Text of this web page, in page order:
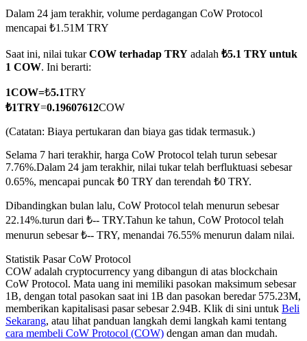
TradFi
USDC Berjangka
Kontrak berjangka menggunakan USDC sebagai jaminannya
Dalam 24 jam terakhir, volume perdagangan CoW Protocol
mencapai ₺1.51M TRY
Saat ini, nilai tukarCOW terhadap TRY adalah ₺5.1 TRY untuk
1 COW. Ini berarti:
1COW=₺5.1TRY
₺1TRY=0.19607612COW
(Catatan: Biaya pertukaran dan biaya gas tidak termasuk.)
Selama 7 hari terakhir, harga CoW Protocol telah turun sebesar
7.76%.Dalam 24 jam terakhir, nilai tukar telah berfluktuasi sebesar
0.65%, mencapai puncak ₺0 TRY dan terendah ₺0 TRY.
Dibandingkan bulan lalu, CoW Protocol telah menurun sebesar
22.14%.turun dari ₺-- TRY.Tahun ke tahun, CoW Protocol telah
menurun sebesar ₺-- TRY, menandai 76.55% menurun dalam nilai.
Statistik Pasar CoW Protocol
COW adalah cryptocurrency yang dibangun di atas blockchain
CoW Protocol. Mata uang ini memiliki pasokan maksimum sebesar
1B, dengan total pasokan saat ini 1B dan pasokan beredar 575.23M,
memberikan kapitalisasi pasar sebesar 2.94B. Klik di sini untuk Beli
Sekarang, atau lihat panduan langkah demi langkah kami tentang
cara membeli CoW Protocol (COW) dengan aman dan mudah.